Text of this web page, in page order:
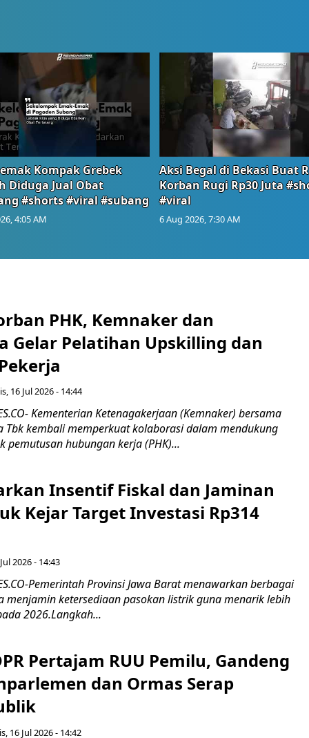
Kompak Grebek
Diduga Jual Obat
#shorts #viral #subang
4:05 AM
Aksi Begal di Bekasi Buat
Korban Rugi Rp30 Juta
#viral
6 Aug 2026, 7:30 AM
PHK, Kemnaker dan
Gelar Pelatihan Upskilling dan
16 Jul 2026 - 14:44
Kementerian Ketenagakerjaan (Kemnaker) bersama
Tbk kembali memperkuat kolaborasi dalam mendukung
pemutusan hubungan kerja (PHK)...
Insentif Fiskal dan Jaminan
Kejar Target Investasi Rp314
2026 - 14:43
Pemerintah Provinsi Jawa Barat menawarkan berbagai
menjamin ketersediaan pasokan listrik guna menarik lebih
2026.Langkah...
Pertajam RUU Pemilu, Gandeng
dan Ormas Serap
16 Jul 2026 - 14:42